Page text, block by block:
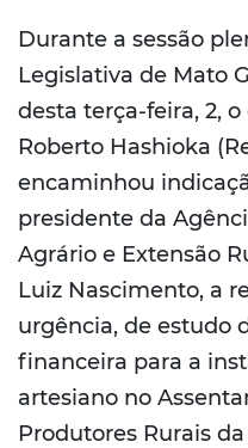
Durante a sessão
Legislativa de Mato
desta terça-feira, 2,
Roberto Hashioka
encaminhou
presidente da
Agrário e Extensão
Luiz Nascimento, a
urgência, de estudo
financeira para a
artesiano no
Produtores Rurais